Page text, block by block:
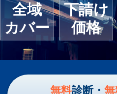
全域
カバー
下請け
価格
無料診断・